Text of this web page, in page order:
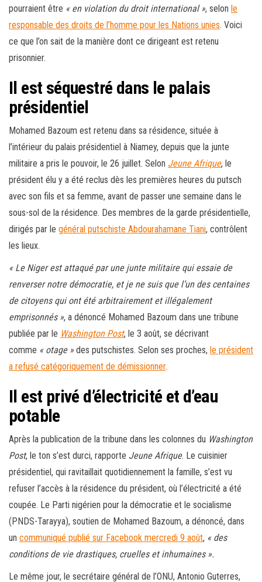
g
p
a
r
pourraient être « en violation du droit international », selon le
responsable des droits de l’homme pour les Nations unies. Voici
ce que l’on sait de la manière dont ce dirigeant est retenu
prisonnier.
Il est séquestré dans le palais
présidentiel
Mohamed Bazoum est retenu dans sa résidence, située à
l’intérieur du palais présidentiel à Niamey, depuis que la junte
militaire a pris le pouvoir, le 26 juillet. Selon Jeune Afrique, le
président élu y a été reclus dès les premières heures du putsch
avec son fils et sa femme, avant de passer une semaine dans le
sous-sol de la résidence. Des membres de la garde présidentielle,
dirigés par le général putschiste Abdourahamane Tiani, contrôlent
les lieux.
« Le Niger est attaqué par une junte militaire qui essaie de
renverser notre démocratie, et je ne suis que l’un des centaines
de citoyens qui ont été arbitrairement et illégalement
emprisonnés », a dénoncé Mohamed Bazoum dans une tribune
publiée par le Washington Post, le 3 août, se décrivant
comme « otage » des putschistes. Selon ses proches, le président
a refusé catégoriquement de démissionner.
Il est privé d’électricité et d’eau
potable
Après la publication de la tribune dans les colonnes du Washington
Post, le ton s’est durci, rapporte Jeune Afrique. Le cuisinier
présidentiel, qui ravitaillait quotidiennement la famille, s’est vu
refuser l’accès à la résidence du président, où l’électricité a été
coupée. Le Parti nigérien pour la démocratie et le socialisme
(PNDS-Tarayya), soutien de Mohamed Bazoum, a dénoncé, dans
un communiqué publié sur Facebook mercredi 9 août, « des
conditions de vie drastiques, cruelles et inhumaines ».
Le même jour, le secrétaire général de l’ONU, Antonio Guterres,